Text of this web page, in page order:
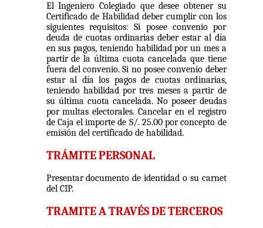
El Ingeniero Colegiado que desee obtener su
Certificado de Habilidad deber cumplir con los
siguientes requisitos: Si posee convenio por
deuda de cuotas ordinarias deber estar al dí­a
en sus pagos, teniendo habilidad por un mes a
partir de la última cuota cancelada que tiene
fuera del convenio. Si no posee convenio deber
estar al día los pagos de cuotas ordinarias,
teniendo habilidad por tres meses a partir de
su última cuota cancelada. No poseer deudas
por multas electorales. Cancelar en el registro
de Caja el importe de S/. 25.00 por concepto de
emisión del certificado de habilidad.
TRÁMITE PERSONAL
Presentar documento de identidad o su carnet
del CIP.
TRAMITE A TRAVÉS DE TERCEROS